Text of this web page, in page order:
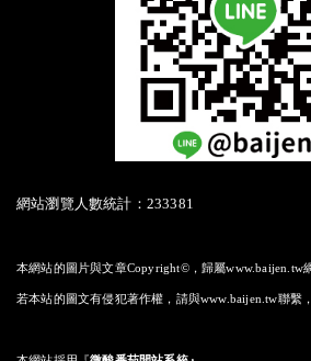
網站瀏覽人數統計：233381
本網站的圖片與文章Copyright©，歸屬www.baijen.tw
若本站的圖文有侵犯著作權，請與www.baijen.tw聯繫